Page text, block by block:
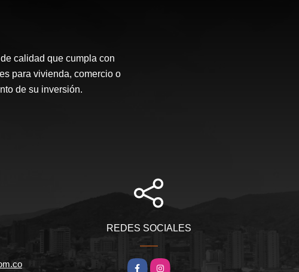
calidad que cumpla con
para vivienda, comercio o
de su inversión.
REDES SOCIALES
Facebook
Instagram